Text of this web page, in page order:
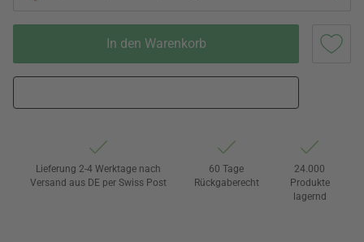
In den Warenkorb
Lieferung 2-4 Werktage nach
Versand aus DE per Swiss Post
60 Tage
Rückgaberecht
24.000
Produkte
lagernd